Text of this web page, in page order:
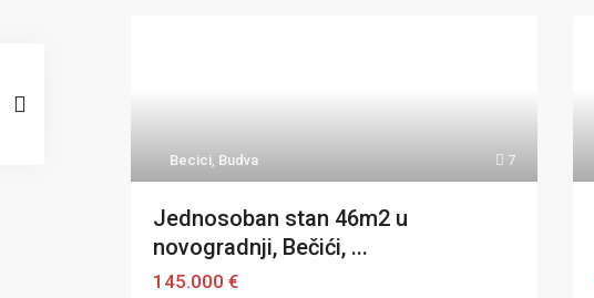
7
Becici, Budva
Jednosoban stan 46m2 u
novogradnji, Bečići, ...
145.000 €